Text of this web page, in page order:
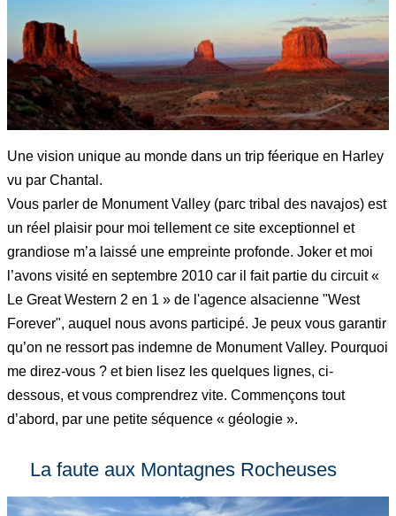
Divers
Une vision unique au monde dans un trip féerique en Harley
vu par Chantal.
Vous parler de Monument Valley (parc tribal des navajos) est
un réel plaisir pour moi tellement ce site exceptionnel et
grandiose m’a laissé une empreinte profonde. Joker et moi
l’avons visité en septembre 2010 car il fait partie du circuit «
Le Great Western 2 en 1 » de l'agence alsacienne "West
Forever", auquel nous avons participé. Je peux vous garantir
qu’on ne ressort pas indemne de Monument Valley. Pourquoi
me direz-vous ? et bien lisez les quelques lignes, ci-
dessous, et vous comprendrez vite. Commençons tout
d’abord, par une petite séquence « géologie ».
La faute aux Montagnes Rocheuses